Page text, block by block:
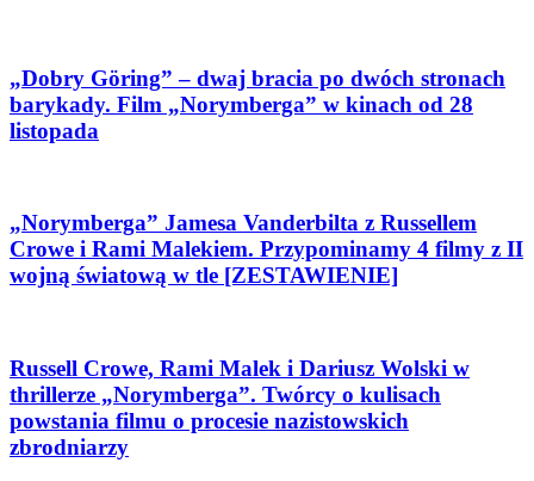
„Dobry Göring” – dwaj bracia po dwóch stronach
barykady. Film „Norymberga” w kinach od 28
listopada
„Norymberga” Jamesa Vanderbilta z Russellem
Crowe i Rami Malekiem. Przypominamy 4 filmy z II
wojną światową w tle [ZESTAWIENIE]
Russell Crowe, Rami Malek i Dariusz Wolski w
thrillerze „Norymberga”. Twórcy o kulisach
powstania filmu o procesie nazistowskich
zbrodniarzy